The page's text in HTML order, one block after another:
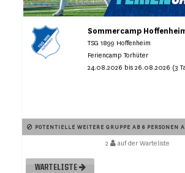
Sommercamp
TSG 1899 Hoffenheim
Feriencamp Torhüter
24.08.2026 bis 26.08.2026 (3
POTENTIELLE WEITERE GRUPPE AB 6 PERSONEN
2 auf der Warteliste
WARTELISTE